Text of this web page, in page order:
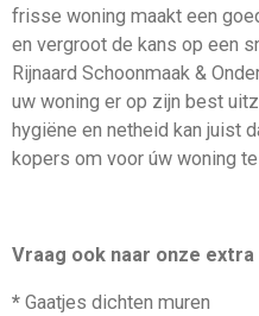
frisse woning maakt een
en vergroot de kans op een
Rijnaard Schoonmaak &
uw woning er op zijn best
hygiëne en netheid kan juist
kopers om voor úw woning
Vraag ook naar onze
* Gaatjes dichten muren